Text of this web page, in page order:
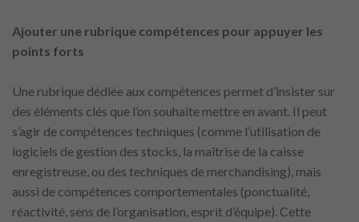
Ajouter une rubrique compétences pour appuyer les
points forts
Une rubrique dédiée aux compétences permet d’insister sur
des éléments clés que l’on souhaite mettre en avant. Il peut
s’agir de compétences techniques (comme l’utilisation de
logiciels de gestion des stocks, la maîtrise de la caisse
enregistreuse, ou des techniques de merchandising), mais
aussi de compétences comportementales (ponctualité,
réactivité, sens de l’organisation, esprit d’équipe). Cette